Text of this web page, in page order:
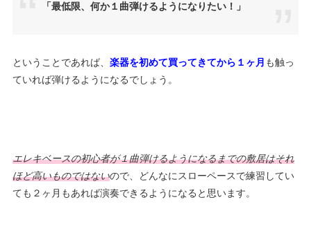
「最低限、何か１曲弾けるようになりたい！」
ということであれば、 楽器を初めて買ってきてから１ヶ月 も触っ
ていれば弾けるようになるでしょう。
エレキベースの初心者が１曲弾けるようになるまでの敷居はそれ
ほど高いものではないので、どんなにスローペースで練習してい
ても２ヶ月もあれば演奏できるようになると思います。